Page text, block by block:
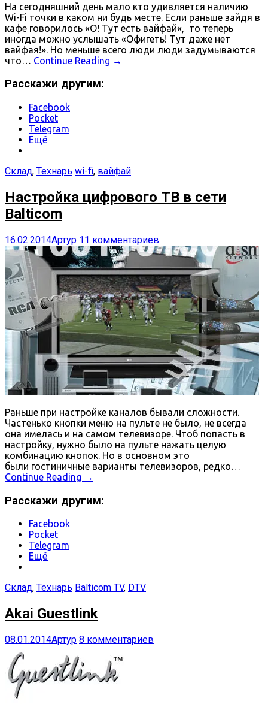
На сегодняшний день мало кто удивляется наличию
Wi-Fi точки в каком ни будь месте. Если раньше зайдя в
кафе говорилось «О! Тут есть вайфай«, то теперь
иногда можно услышать «Офигеть! Тут даже нет
вайфая!». Но меньше всего люди люди задумываются
что… Continue Reading →
Расскажи другим:
Facebook
Pocket
Telegram
Ещё
Склад, Технарь wi-fi, вайфай
Настройка цифрового ТВ в сети
Balticom
16.02.2014Артур 11 комментариев
Раньше при настройке каналов бывали сложности.
Частенько кнопки меню на пульте не было, не всегда
она имелась и на самом телевизоре. Чтоб попасть в
настройку, нужно было на пульте нажать целую
комбинацию кнопок. Но в основном это
были гостиничные варианты телевизоров, редко…
Continue Reading →
Расскажи другим:
Facebook
Pocket
Telegram
Ещё
Склад, Технарь Balticom TV, DTV
Akai Guestlink
08.01.2014Артур 8 комментариев